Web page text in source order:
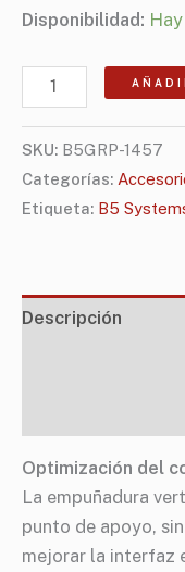
Disponibilidad:
SKU: B5GRP-1457
Categorías:
Etiqueta: B5
Descripción
Optimización del
La empuñadura
punto de apoyo,
mejorar la interfaz